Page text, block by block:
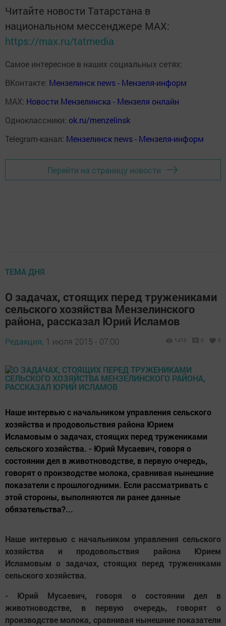
Читайте новости Татарстана в
национальном мессенджере MАХ:
https://max.ru/tatmedia
Самое интересное в наших социальных сетях:
ВКонтакте: Мензелинск news - Мензеля-информ
MAX: Новости Мензелинска - Мензеля онлайн
Одноклассники: ok.ru/menzelinsk
Telegram-канал: Мензелинск news - Мензеля-информ
Перейти на страницу новости
ТЕМА ДНЯ
О задачах, стоящих перед тружениками
сельского хозяйства Мензелинского
района, рассказал Юрий Исламов
Редакция, 1 июля 2015 - 07:00 1410 0 0
Наше интервью с начальником управления сельского
хозяйства и продовольствия района Юрием
Исламовым о задачах, стоящих перед тружениками
сельского хозяйства. - Юрий Мусаевич, говоря о
состоянии дел в животноводстве, в первую очередь,
говорят о производстве молока, сравнивая нынешние
показатели с прошлогодними. Если рассматривать с
этой стороны, выполняются ли ранее данные
обязательства?...
Наше интервью с начальником управления сельского
хозяйства и продовольствия района Юрием
Исламовым о задачах, стоящих перед тружениками
сельского хозяйства.
- Юрий Мусаевич, говоря о состоянии дел в
животноводстве, в первую очередь, говорят о
производстве молока, сравнивая нынешние показатели